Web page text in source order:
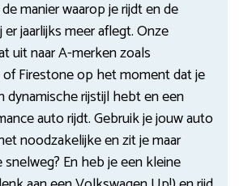
manier waarop je rijdt en de
er jaarlijks meer aflegt. Onze
uit naar A-merken zoals
Firestone op het moment dat je
dynamische rijstijl hebt en een
auto rijdt. Gebruik je jouw auto
noodzakelijke en zit je maar
En heb je een kleine